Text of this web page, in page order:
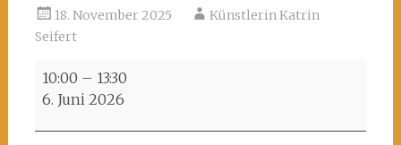
18. November 2025
Künstlerin Katrin
Seifert
Pigmente
streicheln
Seidenpapier
10:00 – 13:30
6. Juni 2026